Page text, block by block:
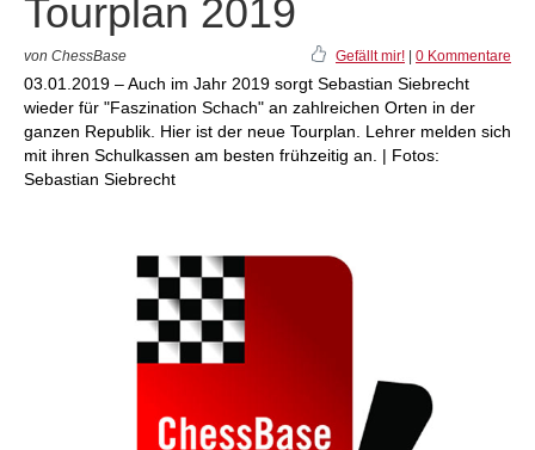
Tourplan 2019
von ChessBase Gefällt mir! 0 Kommentare
03.01.2019 – Auch im Jahr 2019 sorgt Sebastian Siebrecht
wieder für "Faszination Schach" an zahlreichen Orten in der
ganzen Republik. Hier ist der neue Tourplan. Lehrer melden sich
mit ihren Schulkassen am besten frühzeitig an. | Fotos:
Sebastian Siebrecht